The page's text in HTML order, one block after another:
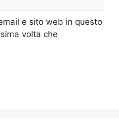
e sito web in questo
volta che